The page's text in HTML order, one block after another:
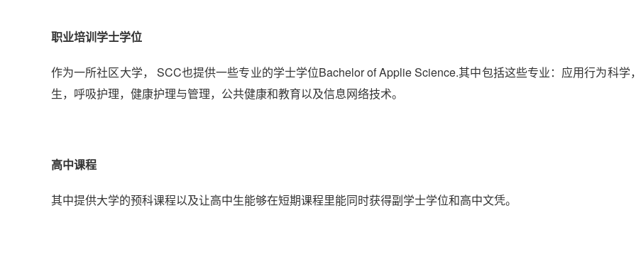
职业培训学士学位
作为一所社区大学， SCC也提供一些专业的学士学位Bachelor of Applie Science.其中包括这些专业：应用行为科学
生，呼吸护理，健康护理与管理，公共健康和教育以及信息网络技术。
高中课程
其中提供大学的预科课程以及让高中生能够在短期课程里能同时获得副学士学位和高中文凭。